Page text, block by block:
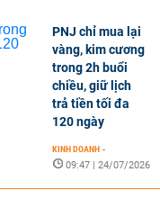
PNJ chỉ mua lại
vàng, kim cương
trong 2h buổi
chiều, giữ lịch
trả tiền tối đa
120 ngày
KINH DOANH -
09:47 | 24/07/2026